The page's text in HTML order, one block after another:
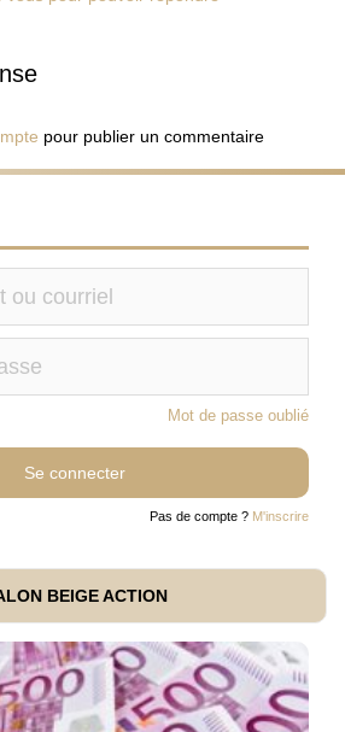
pour publier un commentaire
Mot de passe oublié
Pas de compte ? M'inscrire
BEIGE ACTION